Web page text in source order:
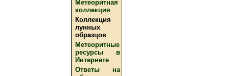
Метеоритная
коллекция
Коллекция
лунных
образцов
Метеоритные
ресурсы в
Интернете
Ответы на